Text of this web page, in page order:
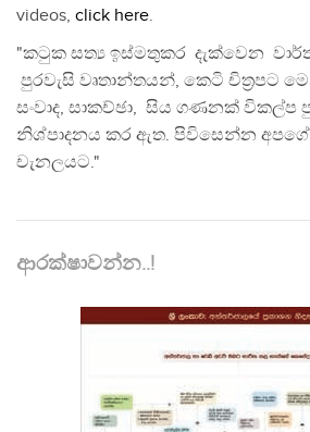
videos, click here.
"කටුක සත්‍ය ඉස්මතුකර දැක්වෙන
පුරවැසි වෘතාන්තයන්, කෙටි චිත්‍රපට
සංවාද, සාකච්ඡා, සිය ගණනක් විකල්ප
නිශ්පාදනය කර ඇත. පිවිසෙන්න අපගේ
චැනලයට."
ආරක්ෂාවන්න..!